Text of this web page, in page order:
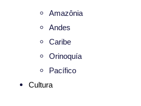
Amazônia
Andes
Caribe
Orinoquía
Pacífico
Cultura